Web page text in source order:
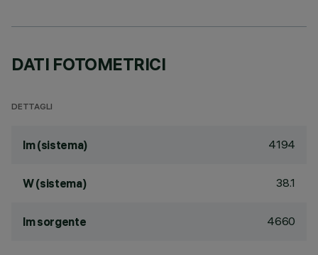
DATI FOTOMETRICI
DETTAGLI
lm (sistema) 4194
W (sistema) 38.1
lm sorgente 4660